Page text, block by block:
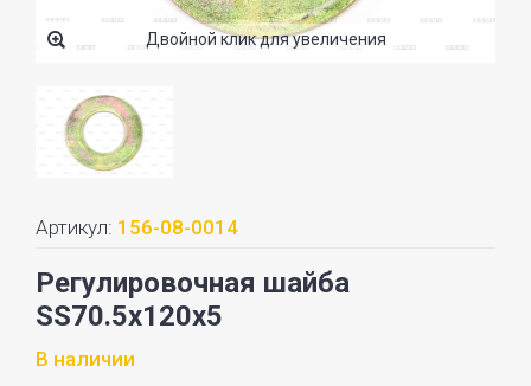
Двойной клик для увеличения
Артикул: 156-08-0014
Регулировочная шайба
SS70.5x120x5
В наличии